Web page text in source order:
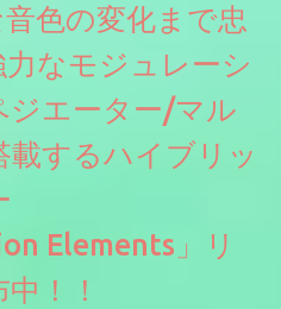
色の変化まで忠
なモジュレーシ
ジエーター/マル
するハイブリッ
Elements」リ
！！